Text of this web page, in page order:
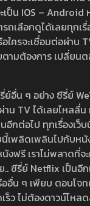
เป็น IOS –
เลือกดูได้เลยทุกเ
ครจะเชื่อมต่อผ่าน
ามต้องการ เปลี่ยน
อื่น ๆ อย่าง ซีรี่ย์
น TV ได้เลยไหลลื่
กต่อไป ทุกเรื่องเว็
เพลิดเพลินไปกับห
ฟรี เราไม่พลาดที่
.. ซีรี่ย์ Netflix เป็น
น ๆ เพียบ ตอบโจท
ร็ว ไม่ต้องดาวน์โห